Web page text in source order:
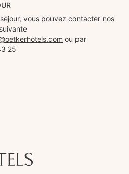
vous pouvez contacter nos
ou par
25